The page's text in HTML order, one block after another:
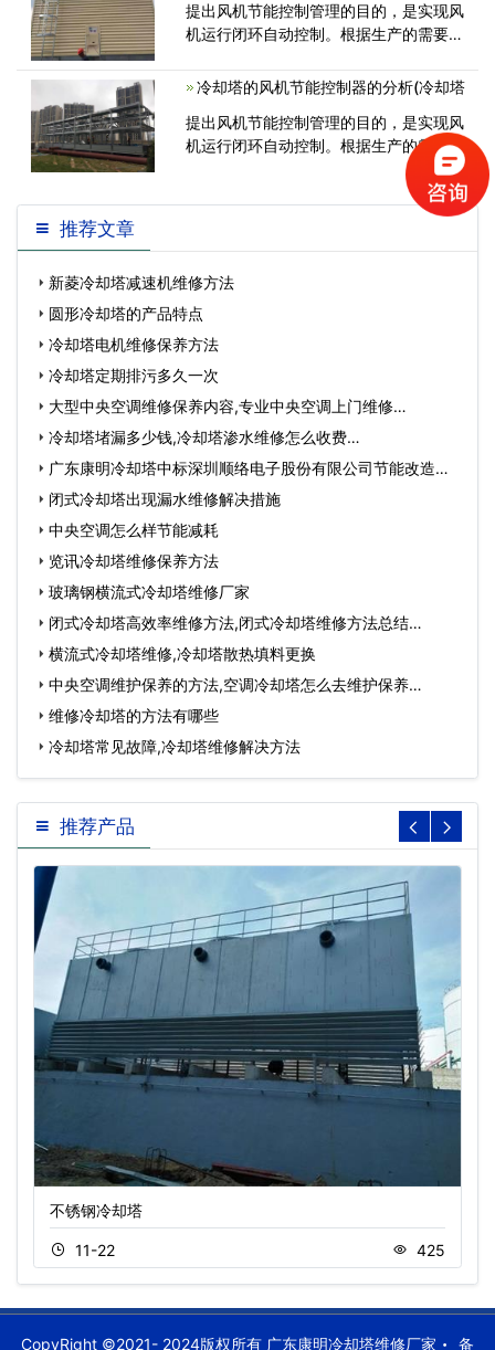
提出风机节能控制管理的目的，是实现风
机运行闭环自动控制。根据生产的需要预
冷却塔的风机节能控制器的分析(冷却塔
提出风机节能控制管理的目的，是实现风
机运行闭环自动控制。根据生产的需要预
先设定供水温度，由气候气象环境对
推荐文章
新菱冷却塔减速机维修方法
圆形冷却塔的产品特点
冷却塔电机维修保养方法
冷却塔定期排污多久一次
大型中央空调维修保养内容,专业中央空调上门维修…
冷却塔堵漏多少钱,冷却塔渗水维修怎么收费…
广东康明冷却塔中标深圳顺络电子股份有限公司节能改造工
程…闭式冷却塔出现漏水维修解决措施
中央空调怎么样节能减耗
览讯冷却塔维修保养方法
玻璃钢横流式冷却塔维修厂家
闭式冷却塔高效率维修方法,闭式冷却塔维修方法总结…
横流式冷却塔维修,冷却塔散热填料更换
中央空调维护保养的方法,空调冷却塔怎么去维护保养…
维修冷却塔的方法有哪些
冷却塔常见故障,冷却塔维修解决方法
推荐产品
不锈钢冷却塔
11-22 425
CopyRight ©2021- 2024版权所有 广东康明冷却塔维修厂家 备